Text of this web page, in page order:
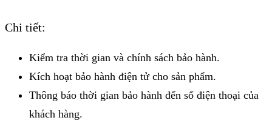
Chi tiết:
Kiểm tra thời gian và chính sách bảo hành.
Kích hoạt bảo hành điện tử cho sản phẩm.
Thông báo thời gian bảo hành đến số điện thoại của
khách hàng.